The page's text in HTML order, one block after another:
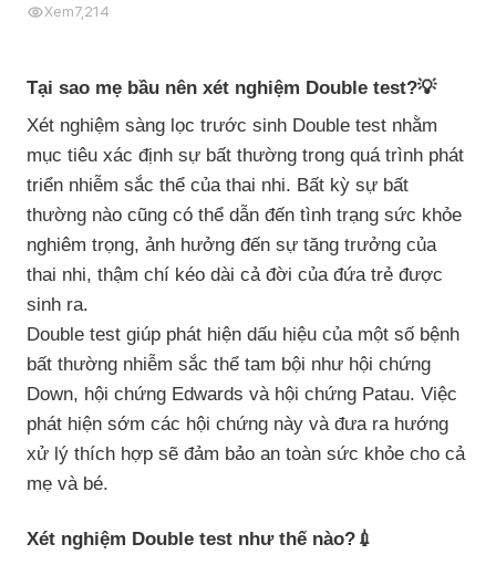
Xem7,214
Tại sao mẹ bầu nên xét nghiệm Double test?💡
Xét nghiệm sàng lọc trước sinh Double test nhằm
mục tiêu xác định sự bất thường trong quá trình phát
triển nhiễm sắc thể của thai nhi. Bất kỳ sự bất
thường nào cũng có thể dẫn đến tình trạng sức khỏe
nghiêm trọng, ảnh hưởng đến sự tăng trưởng của
thai nhi, thậm chí kéo dài cả đời của đứa trẻ được
sinh ra.
Double test giúp phát hiện dấu hiệu của một số bệnh
bất thường nhiễm sắc thể tam bội như hội chứng
Down, hội chứng Edwards và hội chứng Patau. Việc
phát hiện sớm các hội chứng này và đưa ra hướng
xử lý thích hợp sẽ đảm bảo an toàn sức khỏe cho cả
mẹ và bé.
Xét nghiệm Double test như thế nào?💉